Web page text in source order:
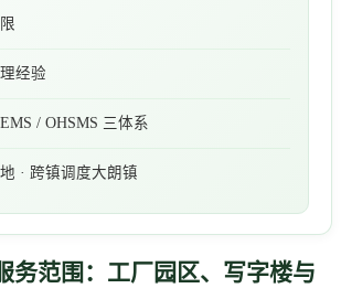
经验
/ OHSMS 三体系
· 跨镇调度大朗镇
务范围：工厂园区、写字楼与